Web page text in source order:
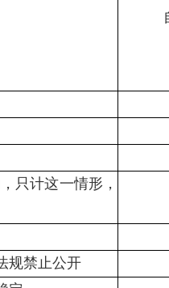
只计这一情形，
规禁止公开